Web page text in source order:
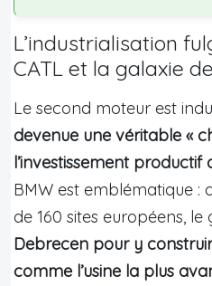
L’industrialisation
CATL et la galaxie
Le second moteur est
devenue une véritable «
l’investissement productif
BMW est emblématique :
de 160 sites européens,
Debrecen pour y
comme l’usine la plus